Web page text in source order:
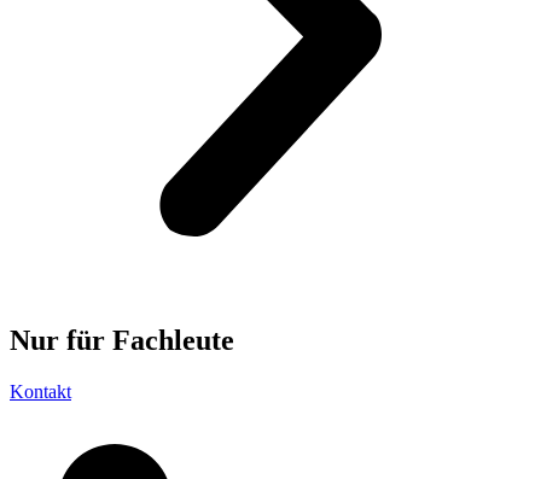
Nur für Fachleute
Kontakt